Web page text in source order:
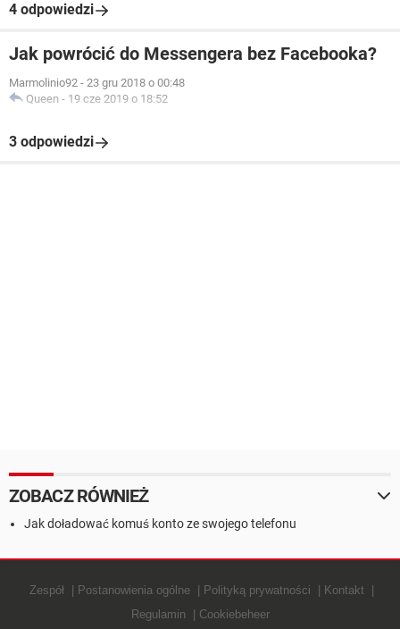
4 odpowiedzi
Jak powrócić do Messengera bez Facebooka?
Marmolinio92 - 23 gru 2018 o 00:48
Queen - 19 cze 2019 o 18:52
3 odpowiedzi
ZOBACZ RÓWNIEŻ
Jak doładować komuś konto ze swojego telefonu
Zespół Postanowienia ogólne Polityką prywatności
Kontakt
Regulamin
Cookiebeheer